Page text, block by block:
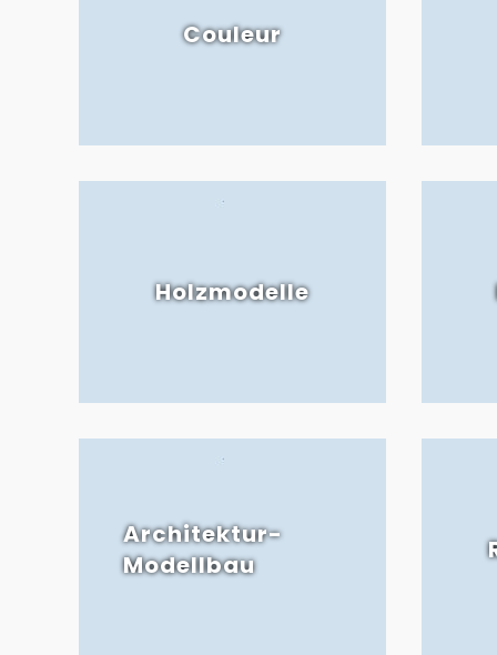
Couleur
Holzmodelle
Architektur-
Modellbau